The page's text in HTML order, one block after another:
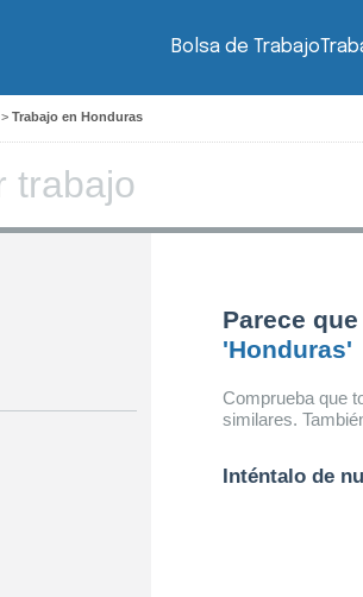
Bolsa de Trabajo
> Trabajo en Honduras
Parece
'Honduras'
Comprueba que
similares.
Inténtalo de